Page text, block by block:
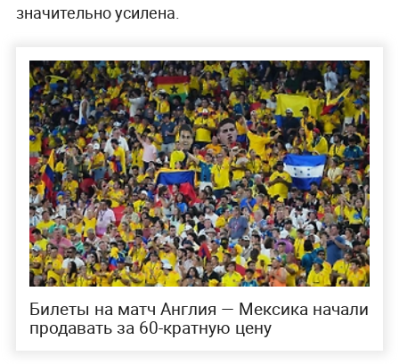
значительно усилена.
Билеты на матч Англия — Мексика начали
продавать за 60-кратную цену